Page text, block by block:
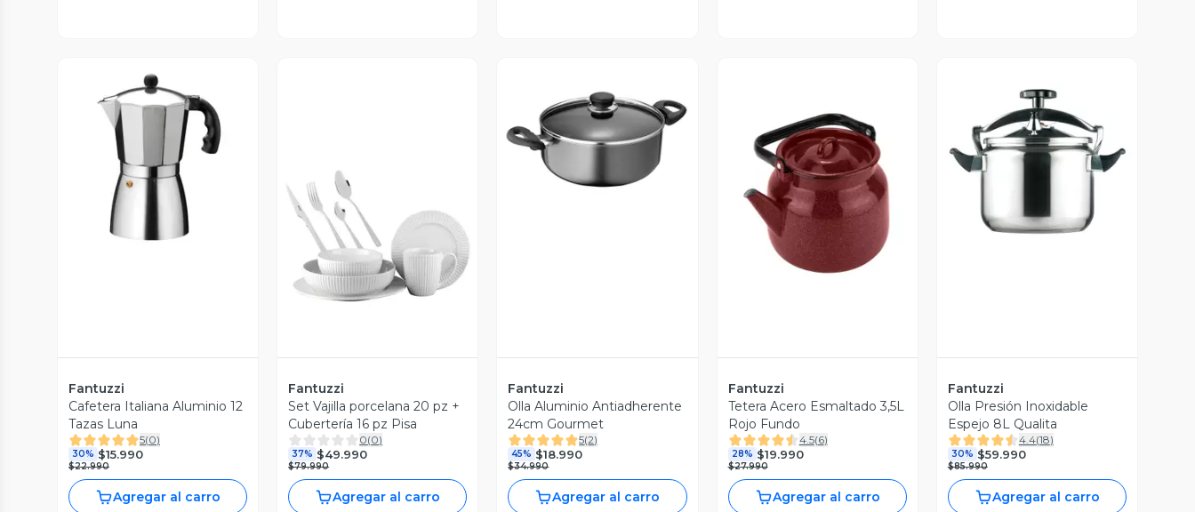
Vista Previa
Fantuzzi
Cafetera Italiana Aluminio 12
Tazas Luna
5(0)
30% $15.990
$22.990
Agregar al carro
Vista Previa
Fantuzzi
Set Vajilla porcelana 20 pz +
Cubertería 16 pz Pisa
0(0)
37% $49.990
$79.990
Agregar al carro
Fantuzzi
Olla Aluminio Antiadherente
24cm Gourmet
5(2)
45% $18.990
$34.990
Agregar al carro
Vista Previa
Fantuzzi
Tetera Acero Esmaltado 3,5L
Rojo Fundo
4.5(6)
28% $19.990
$27.990
Agregar al carro
Fantuzzi
Olla Presión Inoxidable
Espejo 8L Qualita
4.4(18)
30% $59.990
$85.990
Agregar al carro